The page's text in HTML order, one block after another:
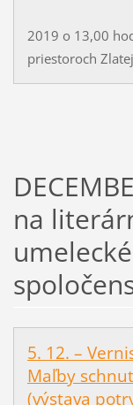
2019 o 13,00
priestoroch
na
5. 12. –
Maľby
(výstava